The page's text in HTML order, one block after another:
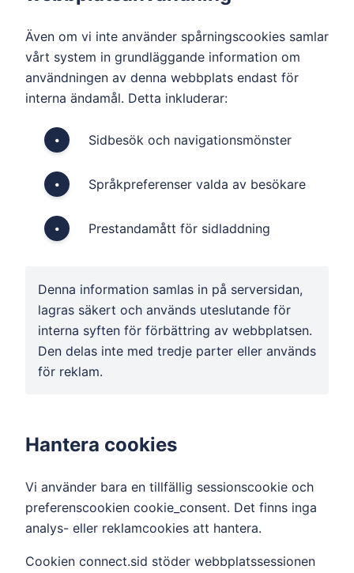
Även om vi inte använder spårningscookies samlar
vårt system in grundläggande information om
användningen av denna webbplats endast för
interna ändamål. Detta inkluderar:
• Sidbesök och navigationsmönster
• Språkpreferenser valda av besökare
• Prestandamått för sidladdning
Denna information samlas in på serversidan,
lagras säkert och används uteslutande för
interna syften för förbättring av webbplatsen.
Den delas inte med tredje parter eller används
för reklam.
Hantera cookies
Vi använder bara en tillfällig sessionscookie och
preferenscookien cookie_consent. Det finns inga
analys- eller reklamcookies att hantera.
Cookien connect.sid stöder webbplatssessionen